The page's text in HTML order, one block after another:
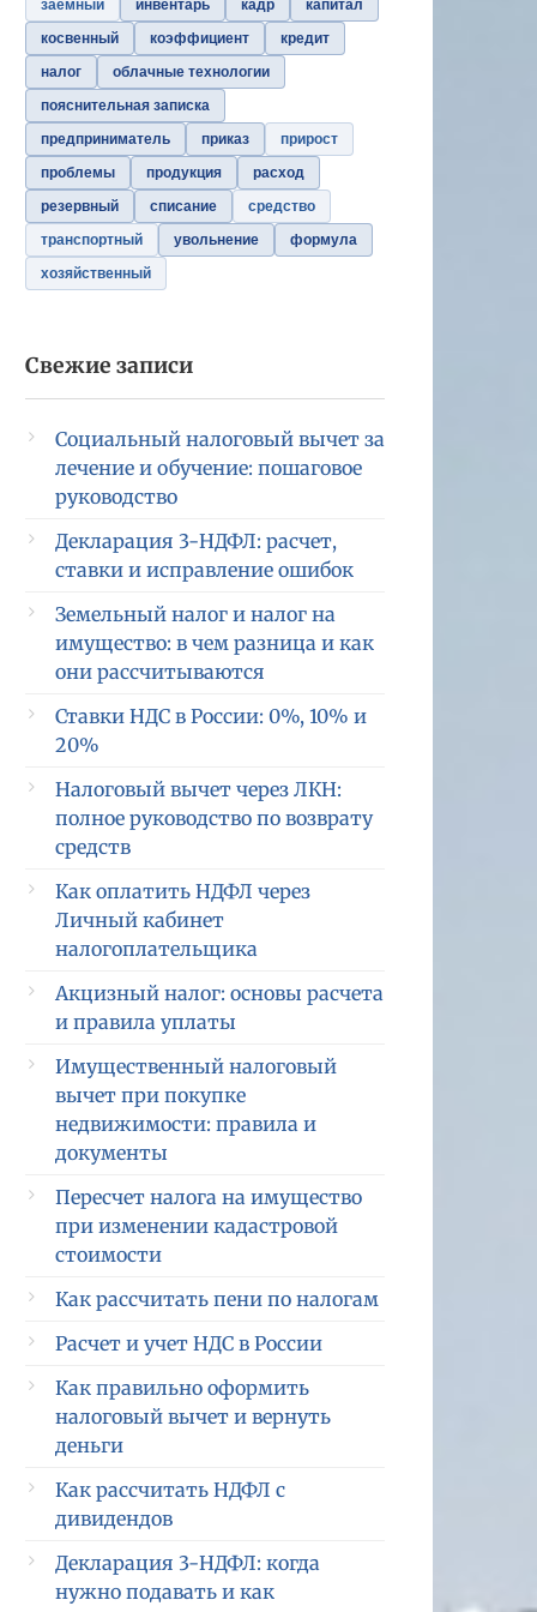
заемный инвентарь кадр
капитал
косвенный
коэффициент
кредит
налог
облачные технологии
пояснительная записка
предприниматель
приказ
прирост
проблемы
продукция
расход
резервный
списание
средство
транспортный
увольнение
формула
хозяйственный
Свежие записи
Социальный налоговый вычет за
лечение и обучение: пошаговое
руководство
Декларация 3-НДФЛ: расчет,
ставки и исправление ошибок
Земельный налог и налог на
имущество: в чем разница и как
они рассчитываются
Ставки НДС в России: 0%, 10% и
20%
Налоговый вычет через ЛКН:
полное руководство по возврату
средств
Как оплатить НДФЛ через
Личный кабинет
налогоплательщика
Акцизный налог: основы расчета
и правила уплаты
Имущественный налоговый
вычет при покупке
недвижимости: правила и
документы
Пересчет налога на имущество
при изменении кадастровой
стоимости
Как рассчитать пени по налогам
Расчет и учет НДС в России
Как правильно оформить
налоговый вычет и вернуть
деньги
Как рассчитать НДФЛ с
дивидендов
Декларация 3-НДФЛ: когда
нужно подавать и как